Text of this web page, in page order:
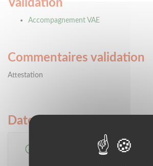
Validation
Accompagnement VAE
Commentaires validation
Attestation
Dates et lieux de formation